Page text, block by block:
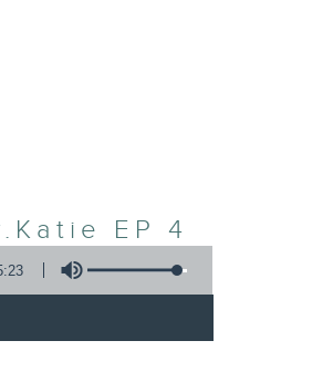
EP 4